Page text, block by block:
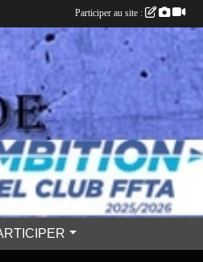
Participer au site :